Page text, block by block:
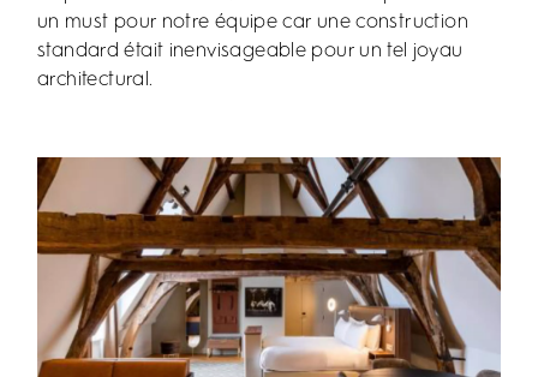
un must pour notre équipe car une construction
standard était inenvisageable pour un tel joyau
architectural.